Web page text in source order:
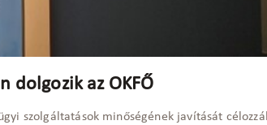
dolgozik az OKFŐ
szolgáltatások minőségének javítását